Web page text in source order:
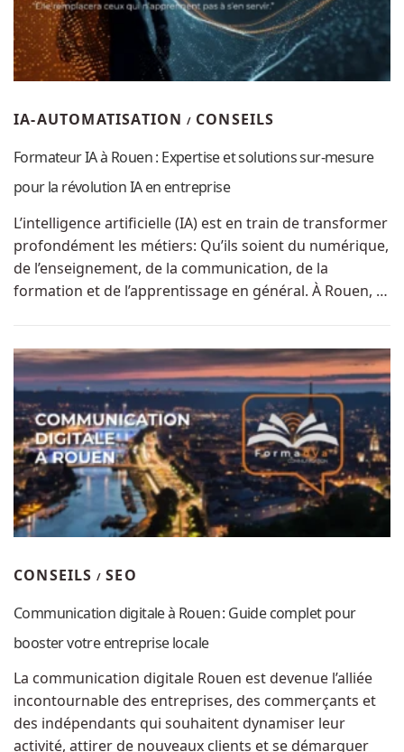
IA-AUTOMATISATION / CONSEILS
Formateur IA à Rouen : Expertise et solutions sur-mesure
pour la révolution IA en entreprise
L’intelligence artificielle (IA) est en train de transformer
profondément les métiers: Qu’ils soient du numérique,
de l’enseignement, de la communication, de la
formation et de l’apprentissage en général. À Rouen, …
CONSEILS /SEO
Communication digitale à Rouen : Guide complet pour
booster votre entreprise locale
La communication digitale Rouen est devenue l’alliée
incontournable des entreprises, des commerçants et
des indépendants qui souhaitent dynamiser leur
activité, attirer de nouveaux clients et se démarquer